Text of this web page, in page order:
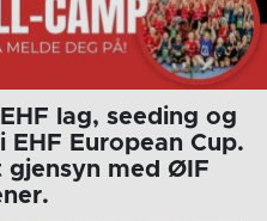
lag, seeding og
European Cup.
gjensyn med ØIF